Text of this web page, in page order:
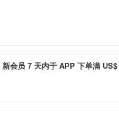
会员 7 天内于 APP 下单满